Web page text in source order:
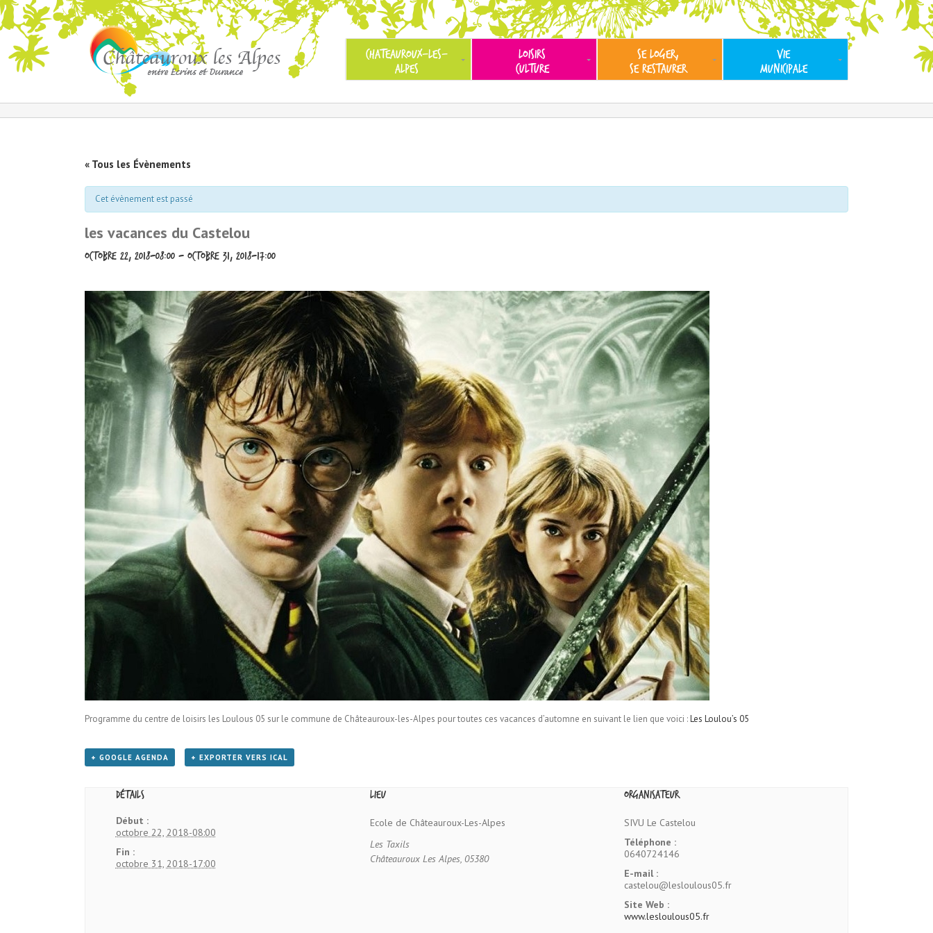
CHATEAUROUX-LES-
ALPES
LOISIRS
CULTURE
SE LOGER,
SE RESTAURER
VIE
MUNICIPALE
« Tous les Évènements
Cet évènement est passé
les vacances du Castelou
octobre 22, 2018-08:00 - octobre 31, 2018-17:00
Programme du centre de loisirs les Loulous 05 sur le commune de Châteauroux-les-Alpes pour toutes ces vacances d’automne en suivant le lien que voici :Les Loulou’s 05
+ GOOGLE AGENDA + EXPORTER VERS ICAL
Détails
Début :
octobre 22, 2018-08:00
Fin :
octobre 31, 2018-17:00
Lieu
Ecole de Châteauroux-Les-Alpes
Les Taxils
Châteauroux Les Alpes, 05380
Organisateur
SIVU Le Castelou
Téléphone :
0640724146
E-mail :
castelou@lesloulous05.fr
Site Web :
www.lesloulous05.fr